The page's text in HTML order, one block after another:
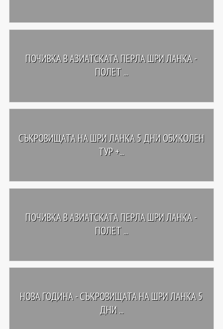
ПОЧИВКА В АЗИАТСКАТА ПЕРЛА ШРИ ЛАНКА -
ПОЛЕТ ...
СЪКРОВИЩАТА НА ШРИ ЛАНКА 5 ДНИ ОБИКОЛЕН
ТУР +...
ПОЧИВКА В АЗИАТСКАТА ПЕРЛА ШРИ ЛАНКА -
ПОЛЕТ ...
НОВА ГОДИНА - СЪКРОВИЩАТА НА ШРИ ЛАНКА 5
ДНИ ...